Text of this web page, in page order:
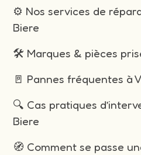
⚙️ Nos services de
Biere
🛠️ Marques & pièces
🚪 Pannes fréquentes à
🔍 Cas pratiques
Biere
🧭 Comment se passe